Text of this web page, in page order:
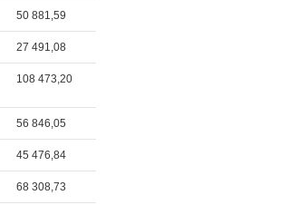
50 881,59
27 491,08
108 473,20
56 846,05
45 476,84
68 308,73